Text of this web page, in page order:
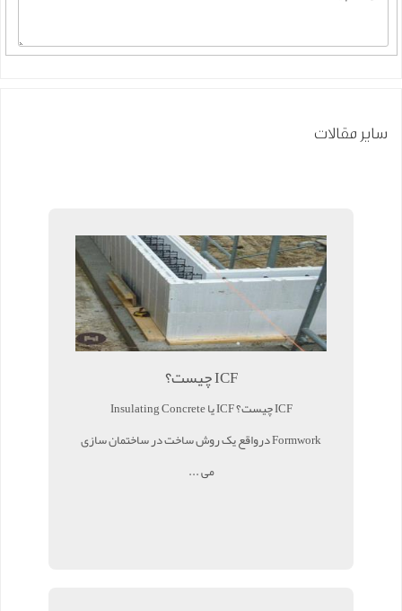
سایر مقالات
ICF چیست؟
ICF چیست؟ ICF یا Insulating Concrete
Formwork درواقع یک روش ساخت در ساختمان سازی
می ...